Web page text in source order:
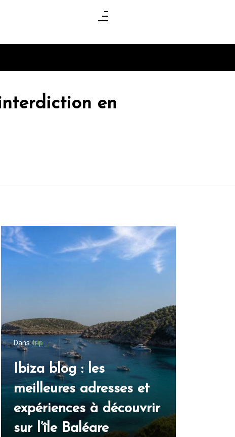
en
Dans trip
Ibiza blog : les
meilleures adresses et
expériences à découvrir
sur l’île Baléare